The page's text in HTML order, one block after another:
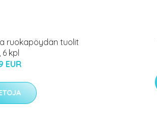
ruokapöydän tuolit
6 kpl
EUR